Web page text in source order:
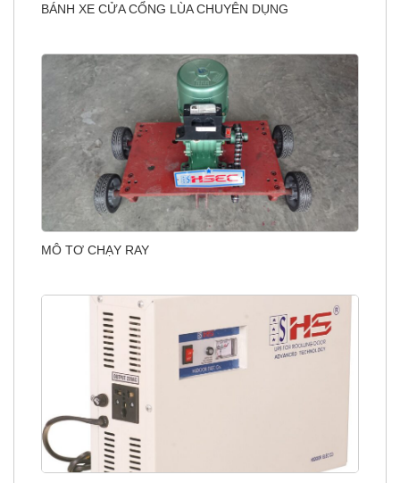
BÁNH XE CỬA CỔNG LÙA CHUYÊN DỤNG
MÔ TƠ CHẠY RAY